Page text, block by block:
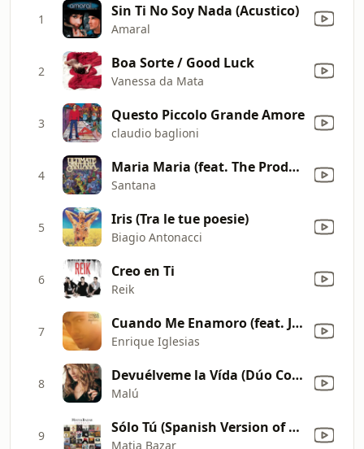
1 Sin Ti No Soy Nada (Acustico)
Amaral
2 Boa Sorte / Good Luck
Vanessa da Mata
3 Questo Piccolo Grande Amore
claudio baglioni
4 Maria Maria (feat. The Product G&B) [Radio Mix]
Santana
5 Iris (Tra le tue poesie)
Biagio Antonacci
6 Creo en Ti
Reik
7 Cuando Me Enamoro (feat. Juan Luis Guerra)
Enrique Iglesias
8 Devuélveme la Vída (Dúo Con Antonio Orozco)
Malú
9 Sólo Tú (Spanish Version of "Solo tu")
Matia Bazar